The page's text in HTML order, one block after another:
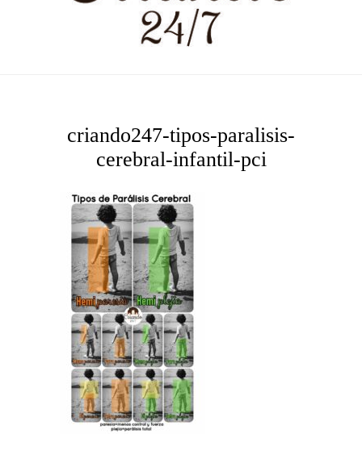
criando247-tipos-paralisis-
cerebral-infantil-pci